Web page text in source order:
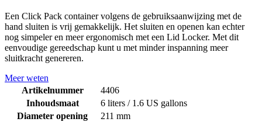
Een Click Pack container volgens de gebruiksaanwijzing met de
hand sluiten is vrij gemakkelijk. Het sluiten en openen kan echter
nog simpeler en meer ergonomisch met een Lid Locker. Met dit
eenvoudige gereedschap kunt u met minder inspanning meer
sluitkracht genereren.
Meer weten
Artikelnummer
4406
Inhoudsmaat
6 liters / 1.6 US gallons
Diameter opening
211 mm